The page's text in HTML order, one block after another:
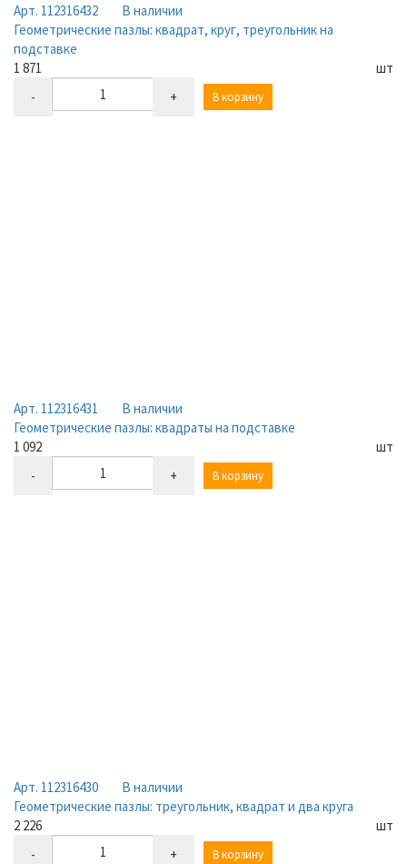
Арт. 112316432
В наличии
Геометрические пазлы: квадрат, круг, треугольник на
подставке
1 871
шт
-
+ В корзину
Арт. 112316431
В наличии
Геометрические пазлы: квадраты на подставке
1 092
шт
-
+ В корзину
Арт. 112316430
В наличии
Геометрические пазлы: треугольник, квадрат и два круга
2 226
шт
-
+ В корзину